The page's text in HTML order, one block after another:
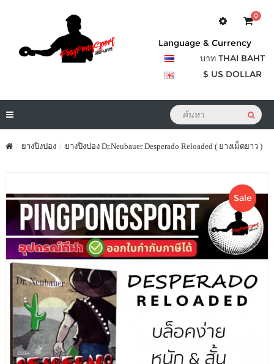
0
Language & Currency
บาท THAI BAHT
$ US DOLLAR
ยางปิงปอง ยางปิงปอง Dr.Neubauer Desperado Reloaded ( ยางเม็ดยาว )
Sale